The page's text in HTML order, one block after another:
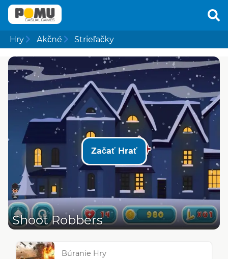
Hry Akčné Strieľačky
Začať Hrať
Shoot Robbers
Búranie Hry